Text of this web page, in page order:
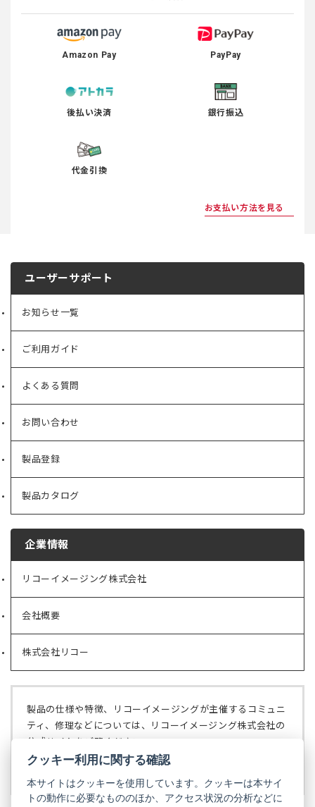
Amazon Pay PayPay
後払い決済 銀行振込
代金引換
お支払い方法を見る
ユーザーサポート
お知らせ一覧
ご利用ガイド
よくある質問
お問い合わせ
製品登録
製品カタログ
企業情報
リコーイメージング株式会社
（新
タ
ブ
で
開
く）
会社概要
（新
タ
ブ
で
く）
株式会社リコー
（新
ブ
で
開
製品の仕様や特徴、リコーイメージングが主催するコミュニ
ティ、修理などについては、リコーイメージング株式会社の
公式サイトをご覧ください。
リコーイメージング株式会社の公式サイト
（新
し
い
クッキー利用に関する確認
本サイトはクッキーを使用しています。クッキーは本サイ
トの動作に必要なもののほか、アクセス状況の分析などに